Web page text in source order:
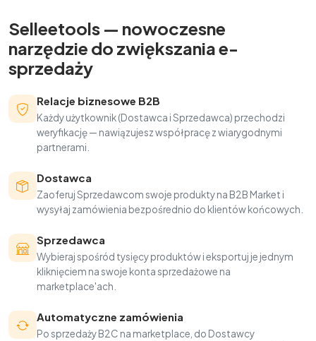
Selleetools — nowoczesne
narzędzie do zwiększania e-
sprzedaży
Relacje biznesowe B2B
Każdy użytkownik (Dostawca i Sprzedawca) przechodzi
weryfikację — nawiązujesz współpracę z wiarygodnymi
partnerami.
Dostawca
Zaoferuj Sprzedawcom swoje produkty na B2B Market i
wysyłaj zamówienia bezpośrednio do klientów końcowych.
Sprzedawca
Wybieraj spośród tysięcy produktów i eksportuj je jednym
kliknięciem na swoje konta sprzedażowe na
marketplace'ach.
Automatyczne zamówienia
Po sprzedaży B2C na marketplace, do Dostawcy